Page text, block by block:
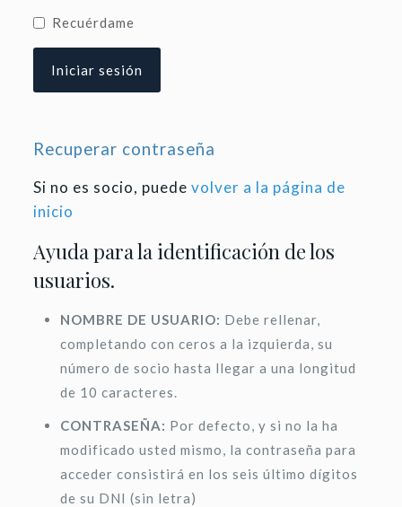
Recuérdame
Recuperar contraseña
Si no es socio, puede volver a la página de
inicio
Ayuda para la identificación de los
usuarios.
NOMBRE DE USUARIO: Debe rellenar,
completando con ceros a la izquierda, su
número de socio hasta llegar a una longitud
de 10 caracteres.
CONTRASEÑA: Por defecto, y si no la ha
modificado usted mismo, la contraseña para
acceder consistirá en los seis último dígitos
de su DNI (sin letra)